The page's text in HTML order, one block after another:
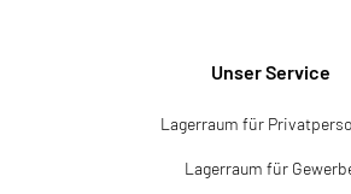
Unser Service
Lagerraum für
Lagerraum für